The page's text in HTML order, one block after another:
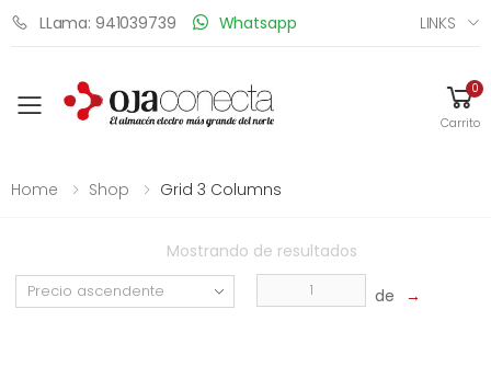
LLama: 941039739 Whatsapp LINKS
Toggle mobile menu
0
Carrito
Home Shop Grid 3 Columns
Mostrando de resultados
de →